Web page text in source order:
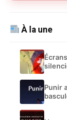
À la une
Punir